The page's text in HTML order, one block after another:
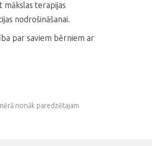
mākslas terapijas
nodrošināšanai.
par saviem bērniem ar
nonāk paredzētajam